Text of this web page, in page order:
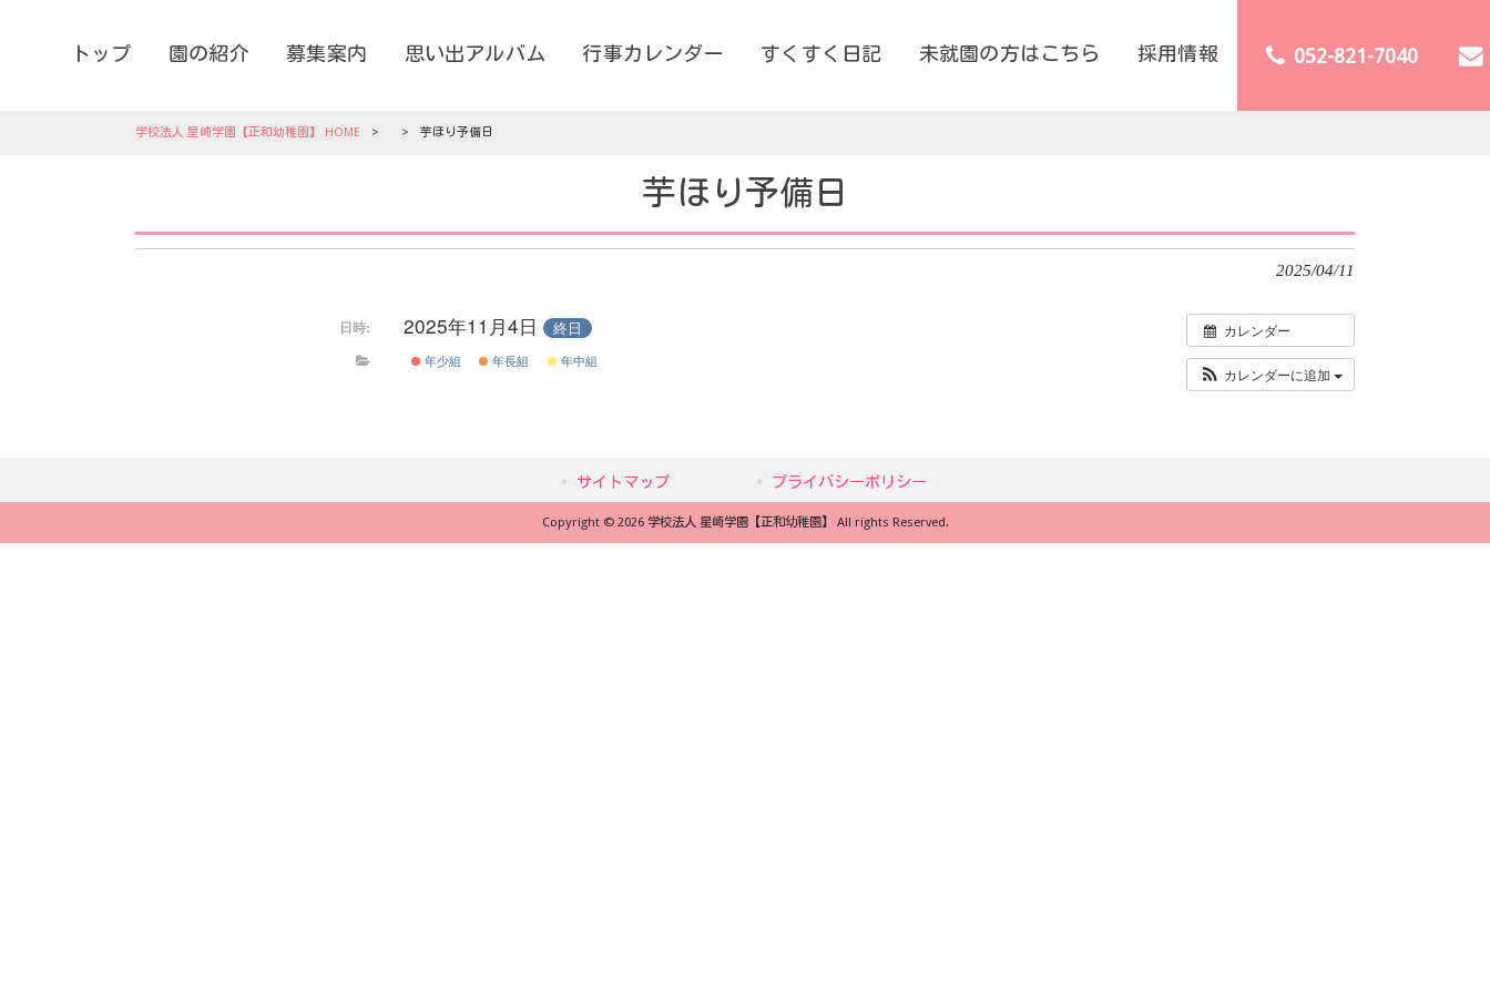
トップ 園の紹介 募集案内 思い出アルバム 行事カレンダー すくすく日記 未就園の方はこちら 採用情報 052-821-7040
学校法人 星崎学園【正和幼稚園】 HOME > > 芋ほり予備日
芋ほり予備日
2025/04/11
カレンダー
カレンダーに追加
日時: 2025年11月4日 終日
年少組 年長組 年中組
サイトマップ プライバシーポリシー
Copyright © 2026 学校法人 星崎学園【正和幼稚園】 All rights Reserved.